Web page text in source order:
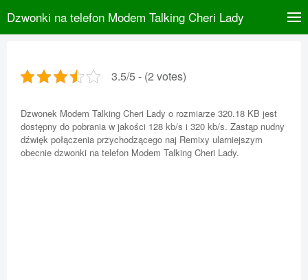
Dzwonki na telefon Modem Talking Cheri Lady
3.5/5 - (2 votes)
Dzwonek Modem Talking Cheri Lady o rozmiarze 320.18 KB jest
dostępny do pobrania w jakości 128 kb/s i 320 kb/s. Zastąp nudny
dźwięk połączenia przychodzącego naj Remixy ularniejszym
obecnie dzwonki na telefon Modem Talking Cheri Lady.